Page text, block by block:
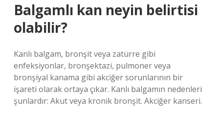
Balgamlı kan neyin belirtisi
olabilir?
Kanlı balgam, bronşit veya zatürre gibi
enfeksiyonlar, bronşektazi, pulmoner veya
bronşiyal kanama gibi akciğer sorunlarının bir
işareti olarak ortaya çıkar. Kanlı balgamın nedenleri
şunlardır: Akut veya kronik bronşit. Akciğer kanseri.